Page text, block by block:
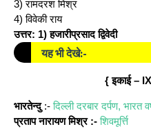
3) रामदरश मिश्र
4) विवेकी राय
उत्तर: 1) हजारीप्रसाद द्विवेदी
यह भी देखे:-
{ इकाई –
भारतेन्दु :-दिल्ली दरबार दर्पण, भारत
प्रताप नारायण मिश्र :- शिवमूर्त्ति